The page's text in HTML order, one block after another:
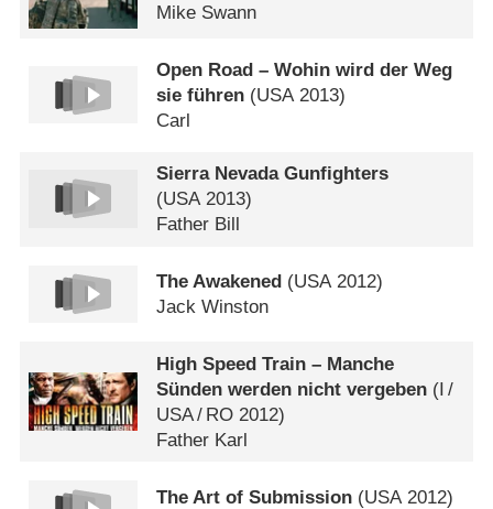
Mike Swann
Open Road – Wohin wird der Weg
sie führen (USA 2013)
Carl
Sierra Nevada Gunfighters
(USA2013)
Father Bill
The Awakened (USA2012)
Jack Winston
High Speed Train – Manche
Sünden werden nicht vergeben (I /
USA/ RO 2012)
Father Karl
The Art of Submission (USA 2012)